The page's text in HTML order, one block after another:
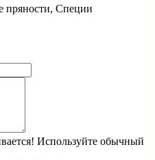
пряности, Специи
Используйте обычный